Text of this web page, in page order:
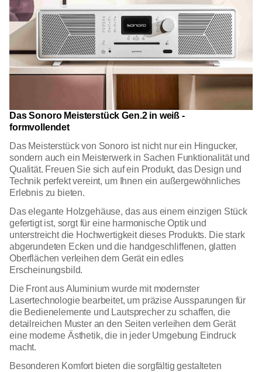
Das Sonoro Meisterstück Gen.2 in weiß -
formvollendet
Das Meisterstück von Sonoro ist nicht nur ein Hingucker,
sondern auch ein Meisterwerk in Sachen Funktionalität und
Qualität. Freuen Sie sich auf ein Produkt, das Design und
Technik perfekt vereint, um Ihnen ein außergewöhnliches
Erlebnis zu bieten.
Das elegante Holzgehäuse, das aus einem einzigen Stück
gefertigt ist, sorgt für eine harmonische Optik und
unterstreicht die Hochwertigkeit dieses Produkts. Die stark
abgerundeten Ecken und die handgeschliffenen, glatten
Oberflächen verleihen dem Gerät ein edles
Erscheinungsbild.
Die Front aus Aluminium wurde mit modernster
Lasertechnologie bearbeitet, um präzise Aussparungen für
die Bedienelemente und Lautsprecher zu schaffen, die
detailreichen Muster an den Seiten verleihen dem Gerät
eine moderne Ästhetik, die in jeder Umgebung Eindruck
macht.
Besonderen Komfort bieten die sorgfältig gestalteten